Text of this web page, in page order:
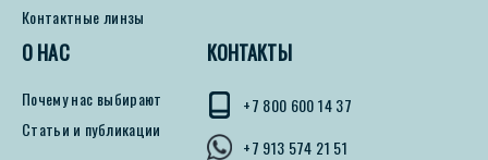
Контактные линзы
О НАС
Почему нас выбирают
Статьи и публикации
КОНТАКТЫ
+7 800 600 14 37
+7 913 574 21 51